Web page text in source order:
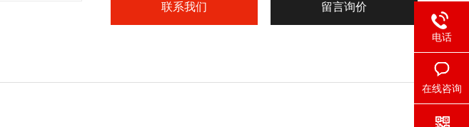
联系我们 留言询价
电话
在线咨询